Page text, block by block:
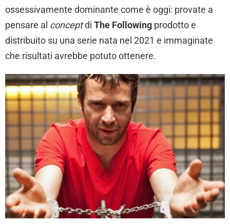
ossessivamente dominante come è oggi: provate a
pensare al conceptdi The Following prodotto e
distribuito su una serie nata nel 2021 e immaginate
che risultati avrebbe potuto ottenere.